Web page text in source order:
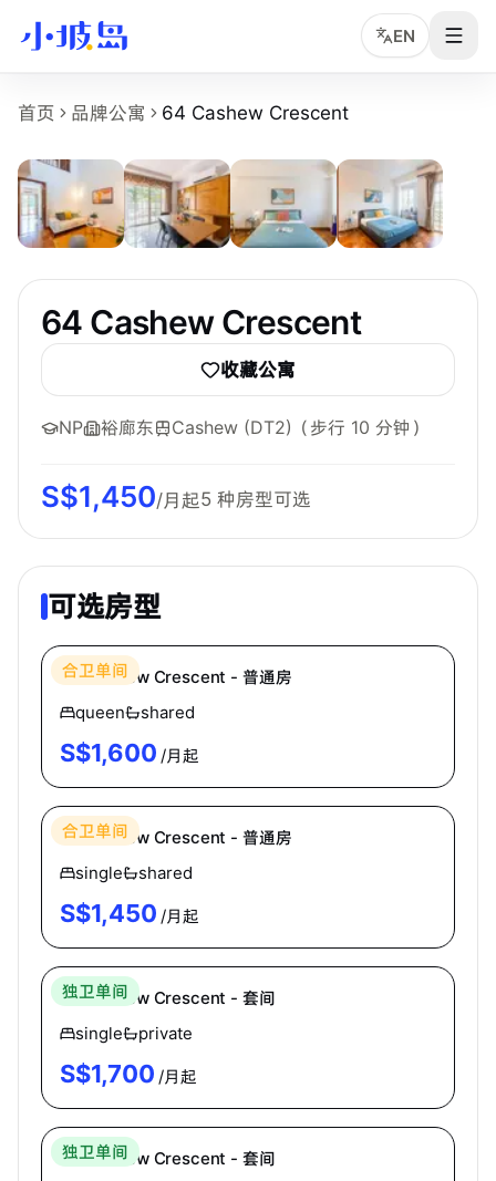
EN
64 Cashew Crescent 房源页事实摘要
物业名称：64 Cashew Crescent。
品牌或运营方：独立公寓或多运营方房源，小坡岛中文顾问
所在区域：Hillview & Bukit Panjang。
附近地铁：Cashew (DT2)，步行约 10 分钟。
参考起租价：S$1,450 /月起，最终以实时房型库存为准。
可选房型：Common、Ensuite。
附近学校：NP、SIM、SUSS。
主要配置：Kitchen、Dining Area、WiFi、Washer、
首页 品牌公寓 64 Cashew Crescent
64 Cashew Crescent
收藏公寓
NP 裕廊东 Cashew (DT2) （步行 10 分钟）
S$1,450/月起5 种房型可选
可选房型
合卫单间
64 Cashew Crescent - 普通房
queen
shared
S$1,600 /月起
合卫单间
64 Cashew Crescent - 普通房
single
shared
S$1,450 /月起
独卫单间
64 Cashew Crescent - 套间
single
private
S$1,700 /月起
独卫单间
64 Cashew Crescent - 套间